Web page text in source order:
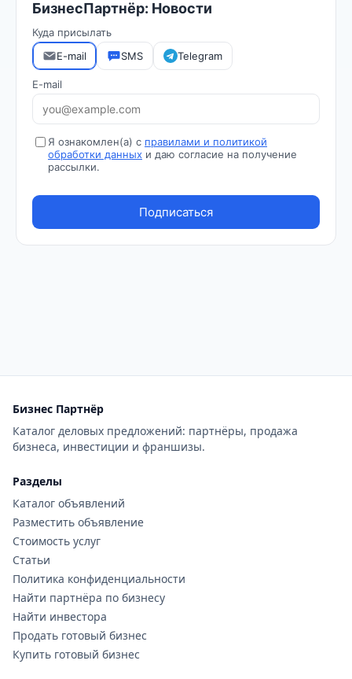
Бизнес Партнёр
Каталог деловых предложений: партнёры, продажа
бизнеса, инвестиции и франшизы.
Разделы
Каталог объявлений
Разместить объявление
Стоимость услуг
Статьи
Политика конфиденциальности
Найти партнёра по бизнесу
Найти инвестора
Продать готовый бизнес
Купить готовый бизнес